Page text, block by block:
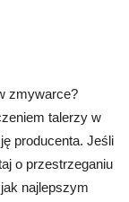
zmywarce?
talerzy w
producenta. Jeśli
o przestrzeganiu
najlepszym